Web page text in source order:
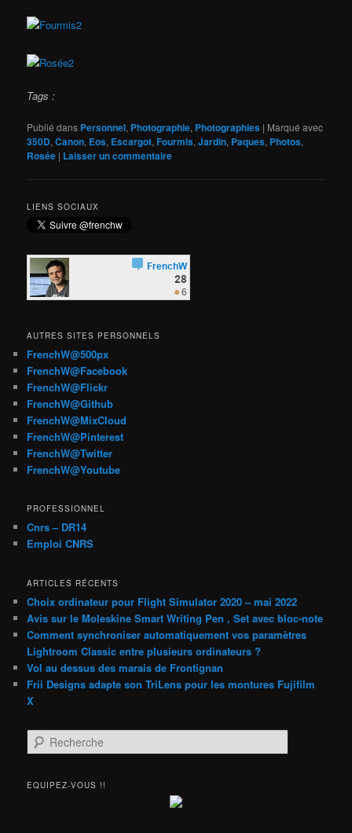
Tags :
Publié dans Personnel, Photographie, Photographies | Marqué avec
350D,Canon, Eos, Escargot,Fourmis,Jardin, Paques, Photos,
Rosée | Laisser un commentaire
LIENS SOCIAUX
AUTRES SITES PERSONNELS
FrenchW@500px
FrenchW@Facebook
FrenchW@Flickr
FrenchW@Github
FrenchW@MixCloud
FrenchW@Pinterest
FrenchW@Twitter
FrenchW@Youtube
PROFESSIONNEL
Cnrs – DR14
Emploi CNRS
ARTICLES RÉCENTS
Choix ordinateur pour Flight Simulator 2020 – mai 2022
Avis sur le Moleskine Smart Writing Pen , Set avec bloc-note
Comment synchroniser automatiquement vos paramètres
Lightroom Classic entre plusieurs ordinateurs ?
Vol au dessus des marais de Frontignan
Frii Designs adapte son TriLens pour les montures Fujifilm
X
e
h
EQUIPEZ-VOUS !!